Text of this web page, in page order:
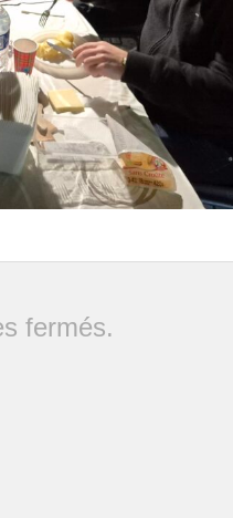
fermés.